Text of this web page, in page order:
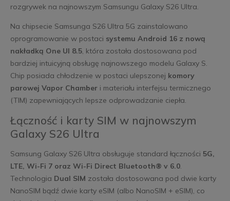
rozgrywek na najnowszym Samsungu Galaxy S26 Ultra.
Na chipsecie Samsunga S26 Ultra 5G zainstalowano
oprogramowanie w postaci systemu Android 16 z nową
nakładką One UI 8.5, która została dostosowana pod
bardziej intuicyjną obsługę najnowszego modelu Galaxy S.
Chip posiada chłodzenie w postaci ulepszonej komory
parowej Vapor Chamberi materiału interfejsu termicznego
(TIM) zapewniających lepsze odprowadzanie ciepła.
Łączność i karty SIM w najnowszym
Galaxy S26 Ultra
Samsung Galaxy S26 Ultra obsługuje standard łączności 5G,
LTE, Wi-Fi 7 oraz Wi-Fi Direct Bluetooth® v 6.0.
Technologia Dual SIM została dostosowana pod dwie karty
NanoSIM bądź dwie karty eSIM (albo NanoSIM + eSIM), co